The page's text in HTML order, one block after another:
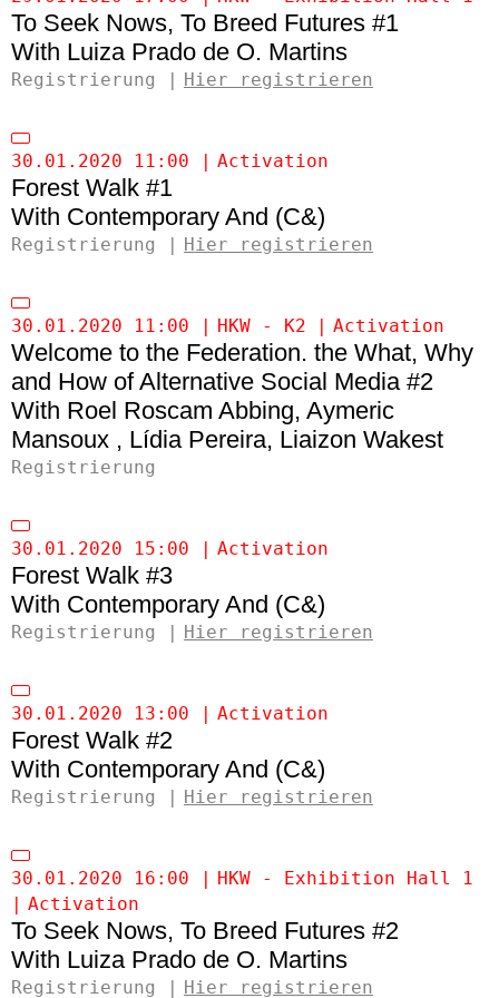
To Seek Nows, To Breed Futures #1
Luiza Prado de O. Martins
Registrierung Hier registrieren
30.01.2020 11:00 Activation
Forest Walk #1
Contemporary And (C&)
Registrierung Hier registrieren
30.01.2020 11:00 HKW - K2 Activation
Welcome to the Federation. the What, Why
and How of Alternative Social Media #2
Roel Roscam Abbing Aymeric
Mansoux
Lídia Pereira Liaizon Wakest
Registrierung
30.01.2020 15:00 Activation
Forest Walk #3
Contemporary And (C&)
Registrierung Hier registrieren
30.01.2020 13:00 Activation
Forest Walk #2
Contemporary And (C&)
Registrierung Hier registrieren
30.01.2020 16:00
HKW - Exhibition Hall 1
Activation
To Seek Nows, To Breed Futures #2
Luiza Prado de O. Martins
Registrierung Hier registrieren